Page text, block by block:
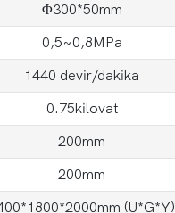
Φ300*50mm
0,5~0,8MPa
1440 devir/dakika
0.75kilovat
200mm
200mm
(U*G*Y)